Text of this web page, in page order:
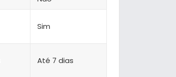
Sim
Até 7 dias